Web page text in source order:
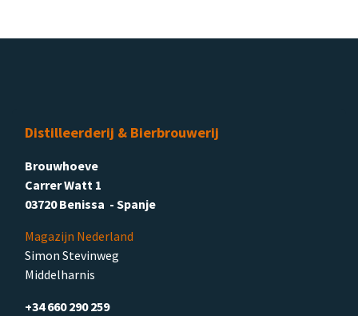
Distilleerderij & Bierbrouwerij
Brouwhoeve
Carrer Watt 1
03720 Benissa - Spanje
Magazijn Nederland
Simon Stevinweg
Middelharnis
+34 660 290 259